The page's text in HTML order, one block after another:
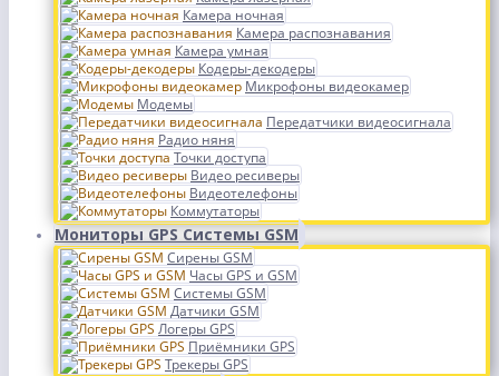
Камера ночная
Камера распознавания
Камера умная
Кодеры-декодеры
Микрофоны видеокамер
Модемы
Передатчики видеосигнала
Радио няня
Точки доступа
Видео ресиверы
Видеотелефоны
Коммутаторы
Мониторы GPS Системы GSM
Сирены GSM
Часы GPS и GSM
Системы GSM
Датчики GSM
Логеры GPS
Приёмники GPS
Трекеры GPS